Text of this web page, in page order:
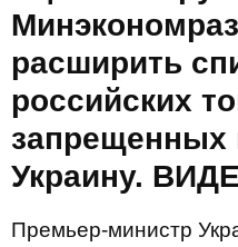
расширить
российских
запрещенных
Украину.
Премьер-министр